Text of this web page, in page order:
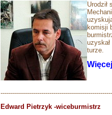
Urodził
komisji
turze.
Więcej
Edward Pietrzyk -wiceburmistrz